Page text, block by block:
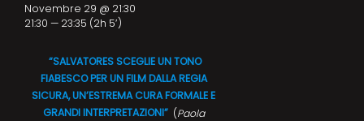
“SALVATORES SCEGLIE UN TONO
FIABESCO PER UN FILM DALLA REGIA
SICURA, UN’ESTREMA CURA FORMALE E
GRANDI INTERPRETAZIONI” (Paola
Novembre 29 @ 21:30
21:30 — 23:35 (2h 5′)